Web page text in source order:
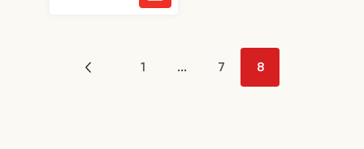
1 ... 7 8